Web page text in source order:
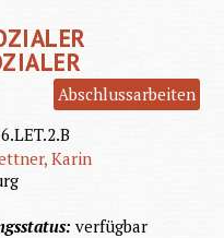
Abschlussarbeiten
Karin
verfügbar